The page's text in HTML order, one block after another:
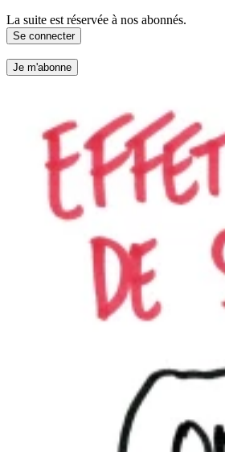
La suite est réservée à nos abonnés.
Se connecter
Je m'abonne